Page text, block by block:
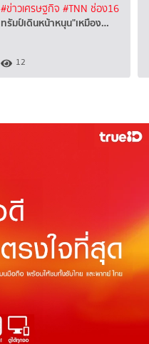
#ข่าวเศรษฐกิจ #TNN ช่อง16
ทรัมป์เดินหน้าหนุน"เหมือง…
12